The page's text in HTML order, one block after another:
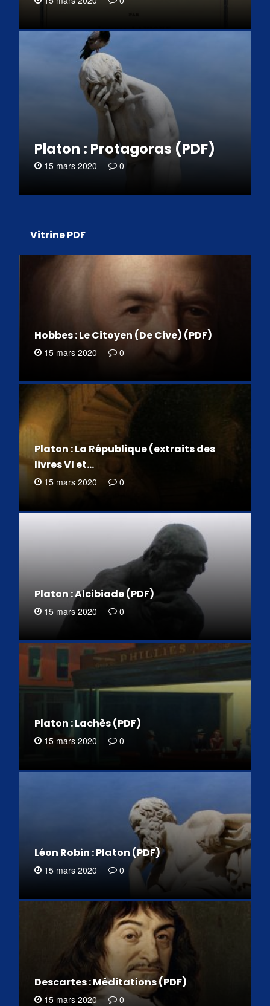
Platon : Protagoras (PDF)
15 mars 2020 0
Vitrine PDF
Hobbes : Le Citoyen (De Cive) (PDF)
15 mars 2020 0
Platon : La République (extraits des
livres VI et…
15 mars 2020 0
Platon : Alcibiade (PDF)
15 mars 2020 0
Platon : Lachès (PDF)
15 mars 2020 0
Léon Robin : Platon (PDF)
15 mars 2020 0
Descartes : Méditations (PDF)
15 mars 2020 0